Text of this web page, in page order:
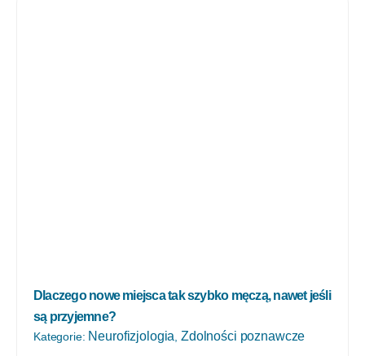
Dlaczego nowe miejsca tak szybko męczą, nawet jeśli
są przyjemne?
Kategorie: Neurofizjologia Zdolności poznawcze